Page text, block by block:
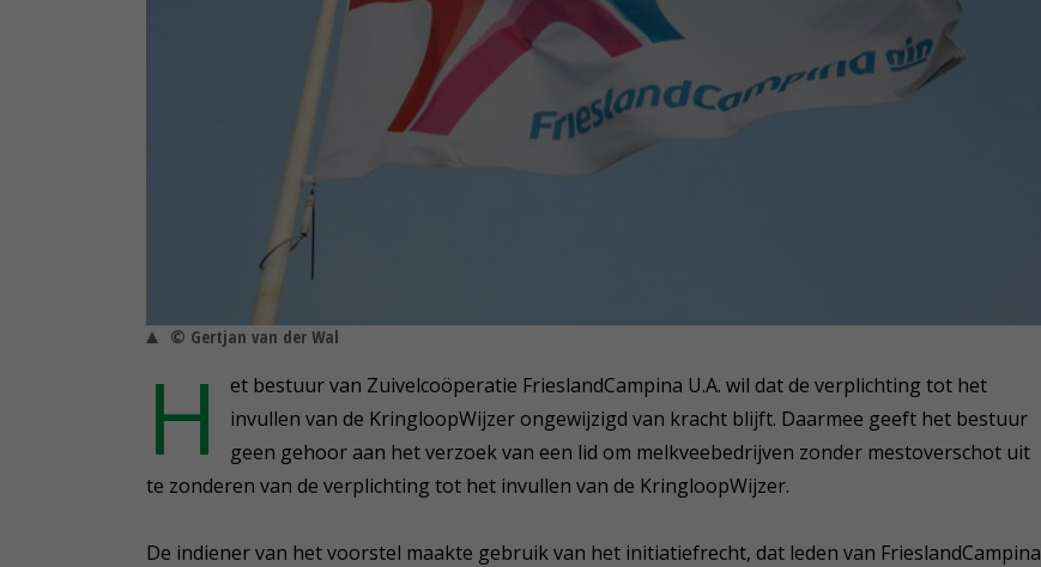
© Gertjan van der Wal
H
et bestuur van Zuivelcoöperatie FrieslandCampina U.A. wil dat de verplichting tot het
invullen van de KringloopWijzer ongewijzigd van kracht blijft. Daarmee geeft het bestuur
geen gehoor aan het verzoek van een lid om melkveebedrijven zonder mestoverschot uit
te zonderen van de verplichting tot het invullen van de KringloopWijzer.
De indiener van het voorstel maakte gebruik van het initiatiefrecht, dat leden van FrieslandCampina